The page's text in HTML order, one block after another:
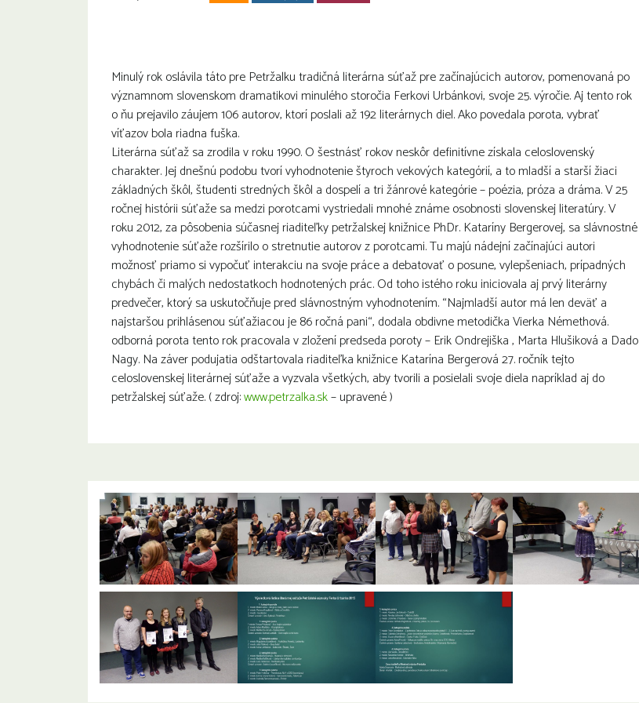
Minulý rok oslávila táto pre Petržalku tradičná literárna súťaž pre začínajúcich autorov, pomenovaná po
významnom slovenskom dramatikovi minulého storočia Ferkovi Urbánkovi, svoje 25. výročie. Aj tento rok
o ňu prejavilo záujem 106 autorov, ktorí poslali až 192 literárnych diel. Ako povedala porota, vybrať
víťazov bola riadna fuška.
Literárna súťaž sa zrodila v roku 1990. O šestnásť rokov neskôr definitívne získala celoslovenský
charakter. Jej dnešnú podobu tvorí vyhodnotenieštyroch vekových kategórií, a to mladší a starší žiaci
základných škôl, študenti stredných škôl a dospelí a tri žánrové kategórie – poézia, próza a dráma. V 25
ročnej histórii súťaže sa medzi porotcami vystriedali mnohé známe osobnosti slovenskej literatúry. V
roku 2012, za pôsobenia súčasnej riaditeľky petržalskej knižnice PhDr. Kataríny Bergerovej, sa slávnostné
vyhodnotenie súťaže rozšírilo o stretnutie autorov z porotcami. Tu majú nádejní začínajúci autori
možnosť priamo si vypočuť interakciu na svoje práce a debatovať o posune, vylepšeniach, prípadných
chybách či malých nedostatkoch hodnotených prác. Od toho istého roku iniciovala aj prvý literárny
predvečer, ktorý sa uskutočňuje pred slávnostným vyhodnotením. “Najmladší autor má len deväť a
najstaršou prihlásenou súťažiacou je 86 ročná pani“, dodala obdivne metodička Vierka Némethová.
odborná porota tento rok pracovala v zložení predseda poroty – Erik Ondrejiška , Marta Hlušiková a Dado
Nagy. Na záver podujatia odštartovala riaditeľka knižnice Katarína Bergerová 27. ročník tejto
celoslovenskej literárnej súťaže a vyzvala všetkých, aby tvorili a posielali svoje diela napríklad aj do
petržalskej súťaže. ( zdroj:www.petrzalka.sk– upravené )